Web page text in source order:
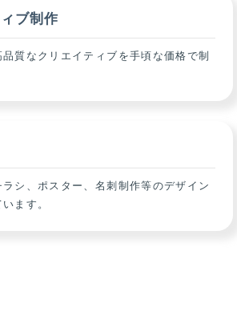
ブ制作
質なクリエイティブを手頃な価格で制
シ、ポスター、名刺制作等のデザイン
ます。